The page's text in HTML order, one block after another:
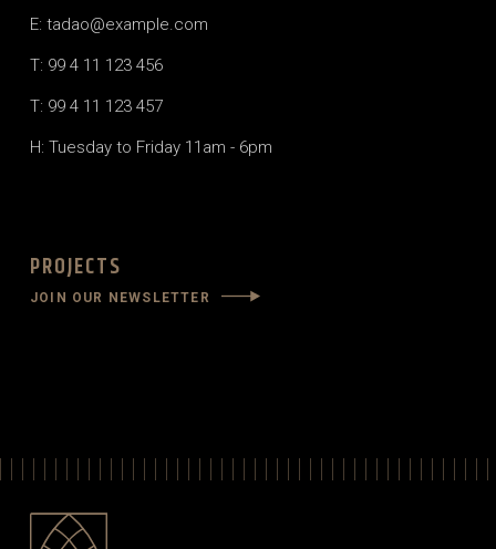
E: tadao@example.com
T: 99 4 11 123 456
T: 99 4 11 123 457
H: Tuesday to Friday 11am - 6pm
PROJECTS
JOIN OUR NEWSLETTER